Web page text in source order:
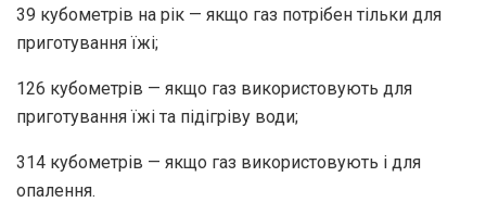
39 кубометрів на рік — якщо газ потрібен тільки для
приготування їжі;
126 кубометрів — якщо газ використовують для
приготування їжі та підігріву води;
314 кубометрів — якщо газ використовують і для
опалення.